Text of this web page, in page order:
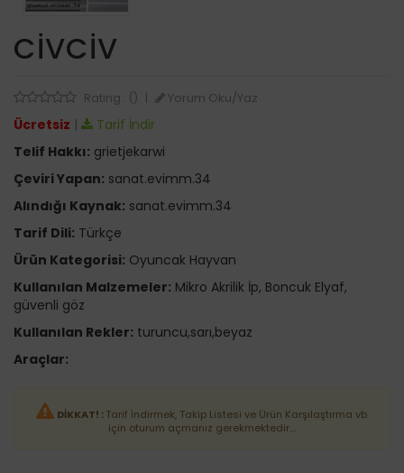
CIVCIV
Rating : () Yorum Oku/Yaz
Ücretsiz |
Tarif İndir
Telif Hakkı: grietjekarwi
Çeviri Yapan: sanat.evimm.34
Alındığı Kaynak: sanat.evimm.34
Tarif Dili: Türkçe
Ürün Kategorisi: Oyuncak Hayvan
Kullanılan Malzemeler: Mikro Akrilik İp, Boncuk Elyaf,
güvenli göz
Kullanılan Rekler: turuncu,sarı,beyaz
Araçlar:
DİKKAT! :Tarif İndirmek, Takip Listesi ve Ürün Karşılaştırma vb.
için oturum açmanız gerekmektedir....